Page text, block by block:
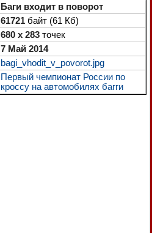
Баги входит в поворот
61721 байт (61 Кб)
680 x 283 точек
7 Май 2014
bagi_vhodit_v_povorot.jpg
Первый чемпионат России по
кроссу на автомобилях багги